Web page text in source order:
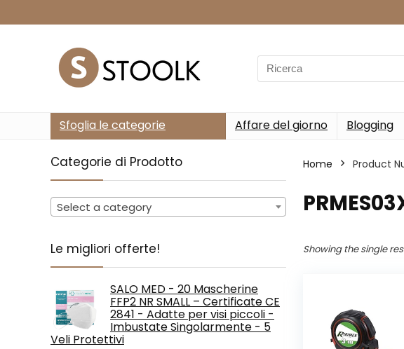
Search
for:
Sfoglia le categorie Affare del giorno Blogging
Categorie di Prodotto
Select a category
Le migliori offerte!
SALO MED - 20 Mascherine
FFP2 NR SMALL – Certificate CE
2841 - Adatte per visi piccoli -
Imbustate Singolarmente - 5
Veli Protettivi
Home Product
Showing the single